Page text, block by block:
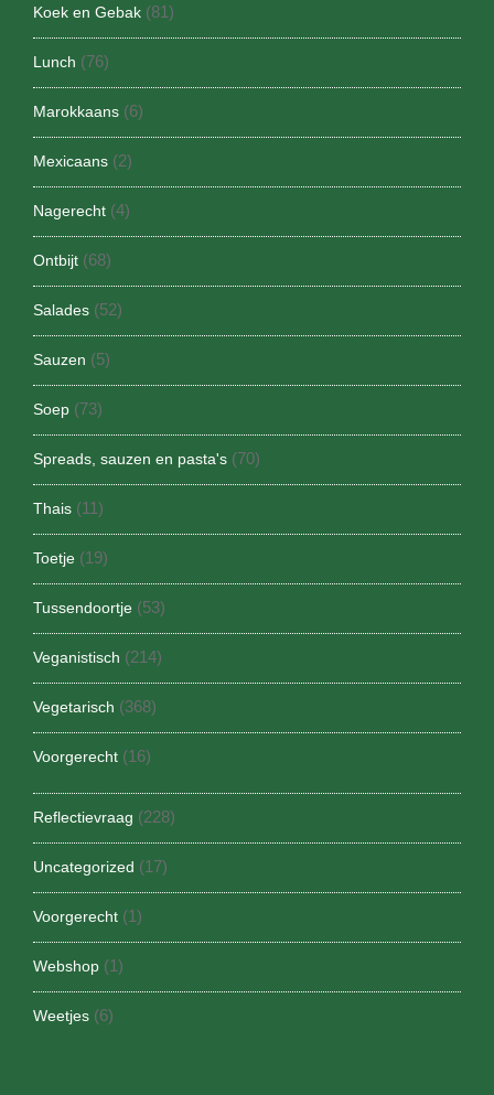
Koek en Gebak (81)
Lunch (76)
Marokkaans (6)
Mexicaans (2)
Nagerecht (4)
Ontbijt (68)
Salades (52)
Sauzen (5)
Soep (73)
Spreads, sauzen en pasta's (70)
Thais (11)
Toetje (19)
Tussendoortje (53)
Veganistisch (214)
Vegetarisch (368)
Voorgerecht (16)
Reflectievraag (228)
Uncategorized (17)
Voorgerecht (1)
Webshop (1)
Weetjes (6)